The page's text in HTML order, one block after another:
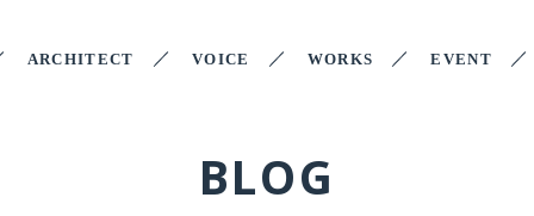
ARCHITECT VOICE WORKS EVENT
BLOG